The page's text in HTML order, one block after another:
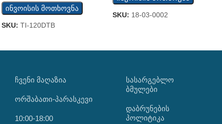
ინვოისის მოთხოვნა
SKU: TI-120DTB
SKU: 18-03-0002
ᲩᲕᲔᲜᲘ ᲛᲐᲦᲐᲖᲘᲐ
ორშაბათი-პარასკევი
10:00-18:00
ᲡᲐᲡᲐᲠᲒᲔᲑᲚᲝ
ᲑᲛᲣᲚᲔᲑᲘ
დაბრუნების
პოლიტიკა